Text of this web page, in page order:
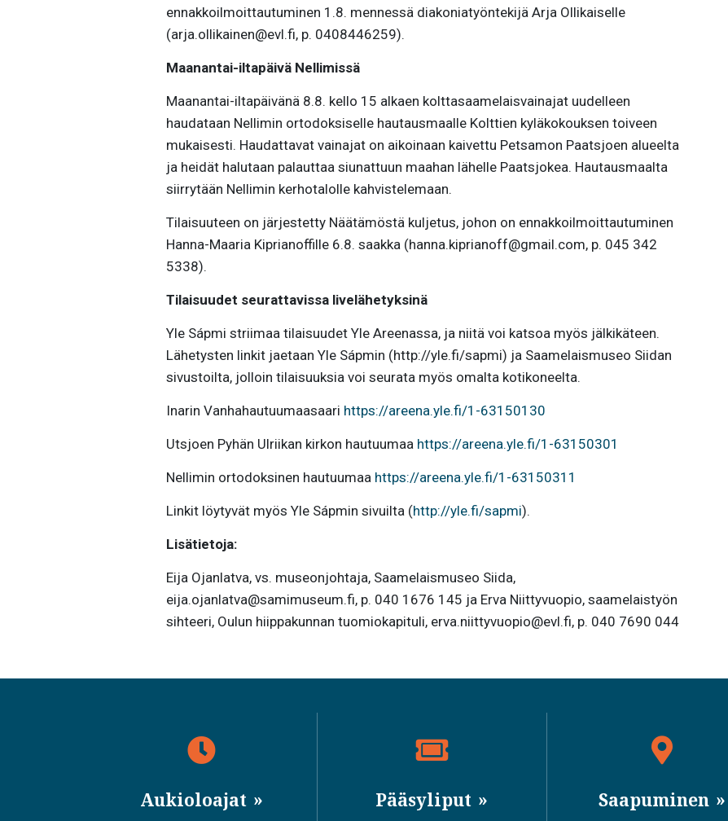
ennakkoilmoittautuminen 1.8. mennessä diakoniatyöntekijä Arja Ollikaiselle
(arja.ollikainen@evl.fi, p. 0408446259).
Maanantai-iltapäivä Nellimissä
Maanantai-iltapäivänä 8.8. kello 15 alkaen kolttasaamelaisvainajat uudelleen
haudataan Nellimin ortodoksiselle hautausmaalle Kolttien kyläkokouksen toiveen
mukaisesti. Haudattavat vainajat on aikoinaan kaivettu Petsamon Paatsjoen alueelta
ja heidät halutaan palauttaa siunattuun maahan lähelle Paatsjokea. Hautausmaalta
siirrytään Nellimin kerhotalolle kahvistelemaan.
Tilaisuuteen on järjestetty Näätämöstä kuljetus, johon on ennakkoilmoittautuminen
Hanna-Maaria Kiprianoffille 6.8. saakka (hanna.kiprianoff@gmail.com, p. 045 342
5338).
Tilaisuudet seurattavissa livelähetyksinä
Yle Sápmi striimaa tilaisuudet Yle Areenassa, ja niitä voi katsoa myös jälkikäteen.
Lähetysten linkit jaetaan Yle Sápmin (http://yle.fi/sapmi) ja Saamelaismuseo Siidan
sivustoilta, jolloin tilaisuuksia voi seurata myös omalta kotikoneelta.
Inarin Vanhahautuumaasaari https://areena.yle.fi/1-63150130
Utsjoen Pyhän Ulriikan kirkon hautuumaa https://areena.yle.fi/1-63150301
Nellimin ortodoksinen hautuumaa https://areena.yle.fi/1-63150311
Linkit löytyvät myös Yle Sápmin sivuilta (http://yle.fi/sapmi).
Lisätietoja:
Eija Ojanlatva, vs. museonjohtaja, Saamelaismuseo Siida,
eija.ojanlatva@samimuseum.fi, p. 040 1676 145 ja Erva Niittyvuopio, saamelaistyön
sihteeri, Oulun hiippakunnan tuomiokapituli, erva.niittyvuopio@evl.fi, p. 040 7690 044
Aukioloajat Pääsyliput Saapuminen